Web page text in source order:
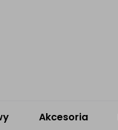
Akcesoria